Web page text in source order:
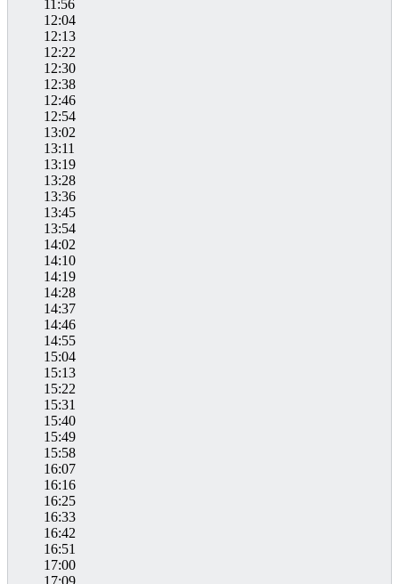
11:56
12:04
12:13
12:22
12:30
12:38
12:46
12:54
13:02
13:11
13:19
13:28
13:36
13:45
13:54
14:02
14:10
14:19
14:28
14:37
14:46
14:55
15:04
15:13
15:22
15:31
15:40
15:49
15:58
16:07
16:16
16:25
16:33
16:42
16:51
17:00
17:09